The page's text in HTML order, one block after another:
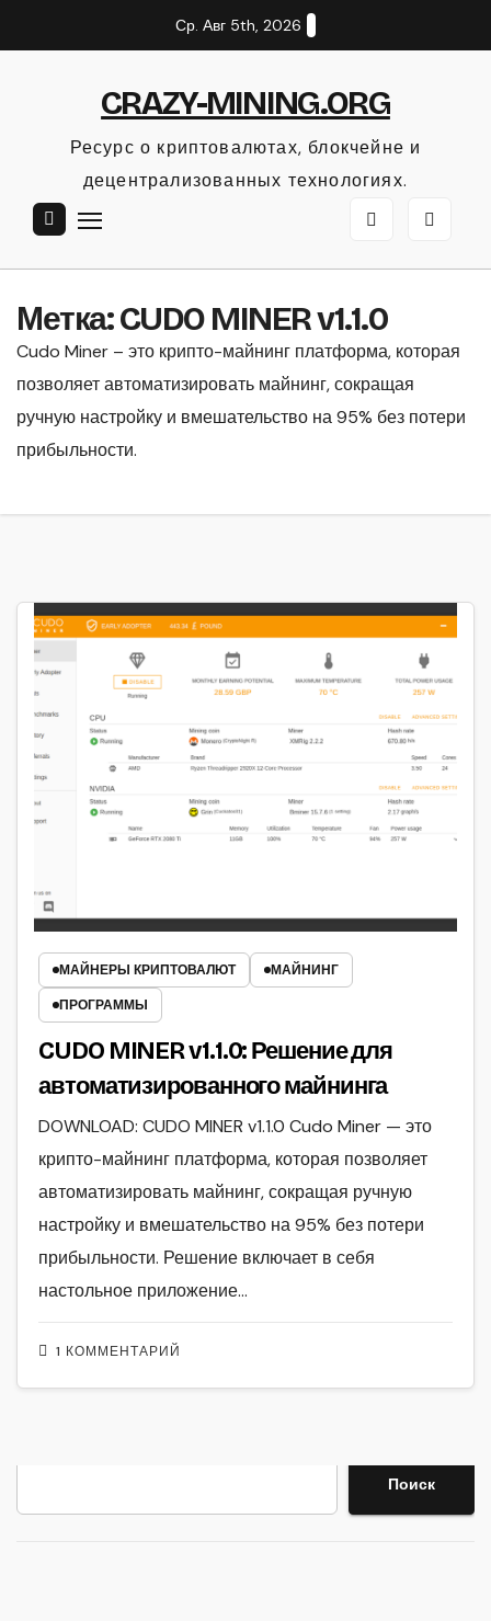
к
Ср. Авг 5th, 2026
CRAZY-MINING.ORG
Ресурс о криптовалютах, блокчейне и
децентрализованных технологиях.
Метка:CUDO MINER v1.1.0
Cudo Miner – это крипто-майнинг платформа, которая
позволяет автоматизировать майнинг, сокращая
ручную настройку и вмешательство на 95% без потери
прибыльности.
МАЙНЕРЫ КРИПТОВАЛЮТ
МАЙНИНГ
ПРОГРАММЫ
CUDO MINER v1.1.0: Решение для
автоматизированного майнинга
1 КОММЕНТАРИЙ
DOWNLOAD: CUDO MINER v1.1.0 Cudo Miner — это
крипто-майнинг платформа, которая позволяет
автоматизировать майнинг, сокращая ручную
настройку и вмешательство на 95% без потери
прибыльности. Решение включает в себя
настольное приложение…
Поиск